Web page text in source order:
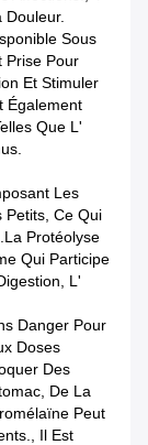
Sous
Prise Pour
Et Stimuler
Également
Que L'
Les
Petits, Ce Qui
Protéolyse
Qui Participe
L'
Danger Pour
Doses
Des
De La
Peut
Il Est